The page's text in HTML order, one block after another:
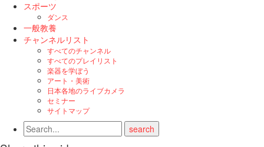
スポーツ
ダンス
一般教養
チャンネルリスト
すべてのチャンネル
すべてのプレイリスト
楽器を学ぼう
アート・美術
日本各地のライブカメラ
セミナー
サイトマップ